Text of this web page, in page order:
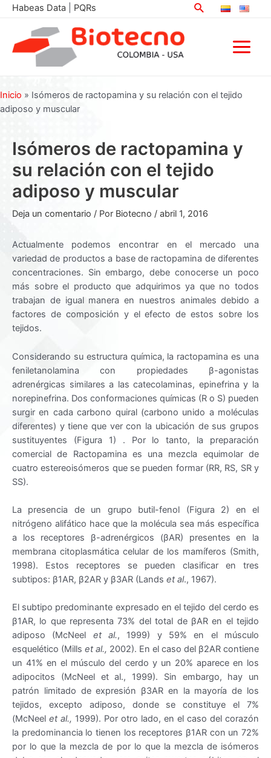
contenido
Habeas Data PQRs Buscar
Main
Inicio » Isómeros de ractopamina y su relación con el tejido
adiposo y muscular
Isómeros de ractopamina y
su relación con el tejido
adiposo y muscular
Deja un comentario / Por Biotecno / abril 1, 2016
Actualmente podemos encontrar en el mercado una
variedad de productos a base de ractopamina de diferentes
concentraciones. Sin embargo, debe conocerse un poco
más sobre el producto que adquirimos ya que no todos
trabajan de igual manera en nuestros animales debido a
factores de composición y el efecto de estos sobre los
tejidos.
Considerando su estructura química, la ractopamina es una
feniletanolamina con propiedades β-agonistas
adrenérgicas similares a las catecolaminas, epinefrina y la
norepinefrina. Dos conformaciones químicas (R o S) pueden
surgir en cada carbono quiral (carbono unido a moléculas
diferentes) y tiene que ver con la ubicación de sus grupos
sustituyentes (Figura 1) . Por lo tanto, la preparación
comercial de Ractopamina es una mezcla equimolar de
cuatro estereoisómeros que se pueden formar (RR, RS, SR y
SS).
La presencia de un grupo butil-fenol (Figura 2) en el
nitrógeno alifático hace que la molécula sea más específica
a los receptores β-adrenérgicos (βAR) presentes en la
membrana citoplasmática celular de los mamíferos (Smith,
1998). Estos receptores se pueden clasificar en tres
subtipos: β1AR, β2AR y β3AR (Lands et al., 1967).
El subtipo predominante expresado en el tejido del cerdo es
β1AR, lo que representa 73% del total de βAR en el tejido
adiposo (McNeel et al., 1999) y 59% en el músculo
esquelético (Mills et al., 2002). En el caso del β2AR contiene
un 41% en el músculo del cerdo y un 20% aparece en los
adipocitos (McNeel et al., 1999). Sin embargo, hay un
patrón limitado de expresión β3AR en la mayoría de los
tejidos, excepto adiposo, donde se constituye el 7%
(McNeel et al., 1999). Por otro lado, en el caso del corazón
la predominancia lo tienen los receptores β1AR con un 72%
por lo que la mezcla de por lo que la mezcla de isómeros